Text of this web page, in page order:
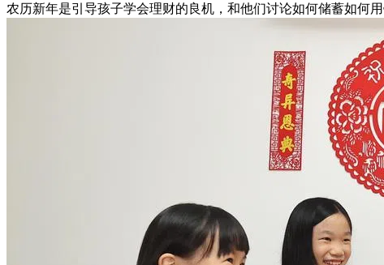
农历新年是引导孩子学会理财的良机，和他们讨论如何储蓄如何